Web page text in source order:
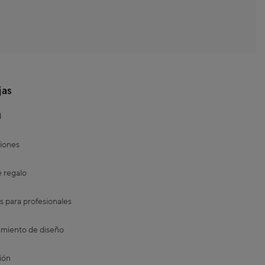
regalo
para profesionales
de diseño